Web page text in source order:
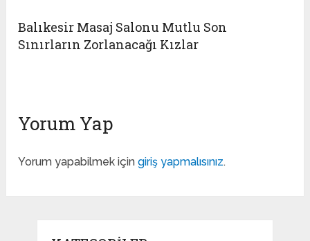
Balıkesir Masaj Salonu Mutlu Son
Sınırların Zorlanacağı Kızlar
Yorum Yap
Yorum yapabilmek içingiriş yapmalısınız.